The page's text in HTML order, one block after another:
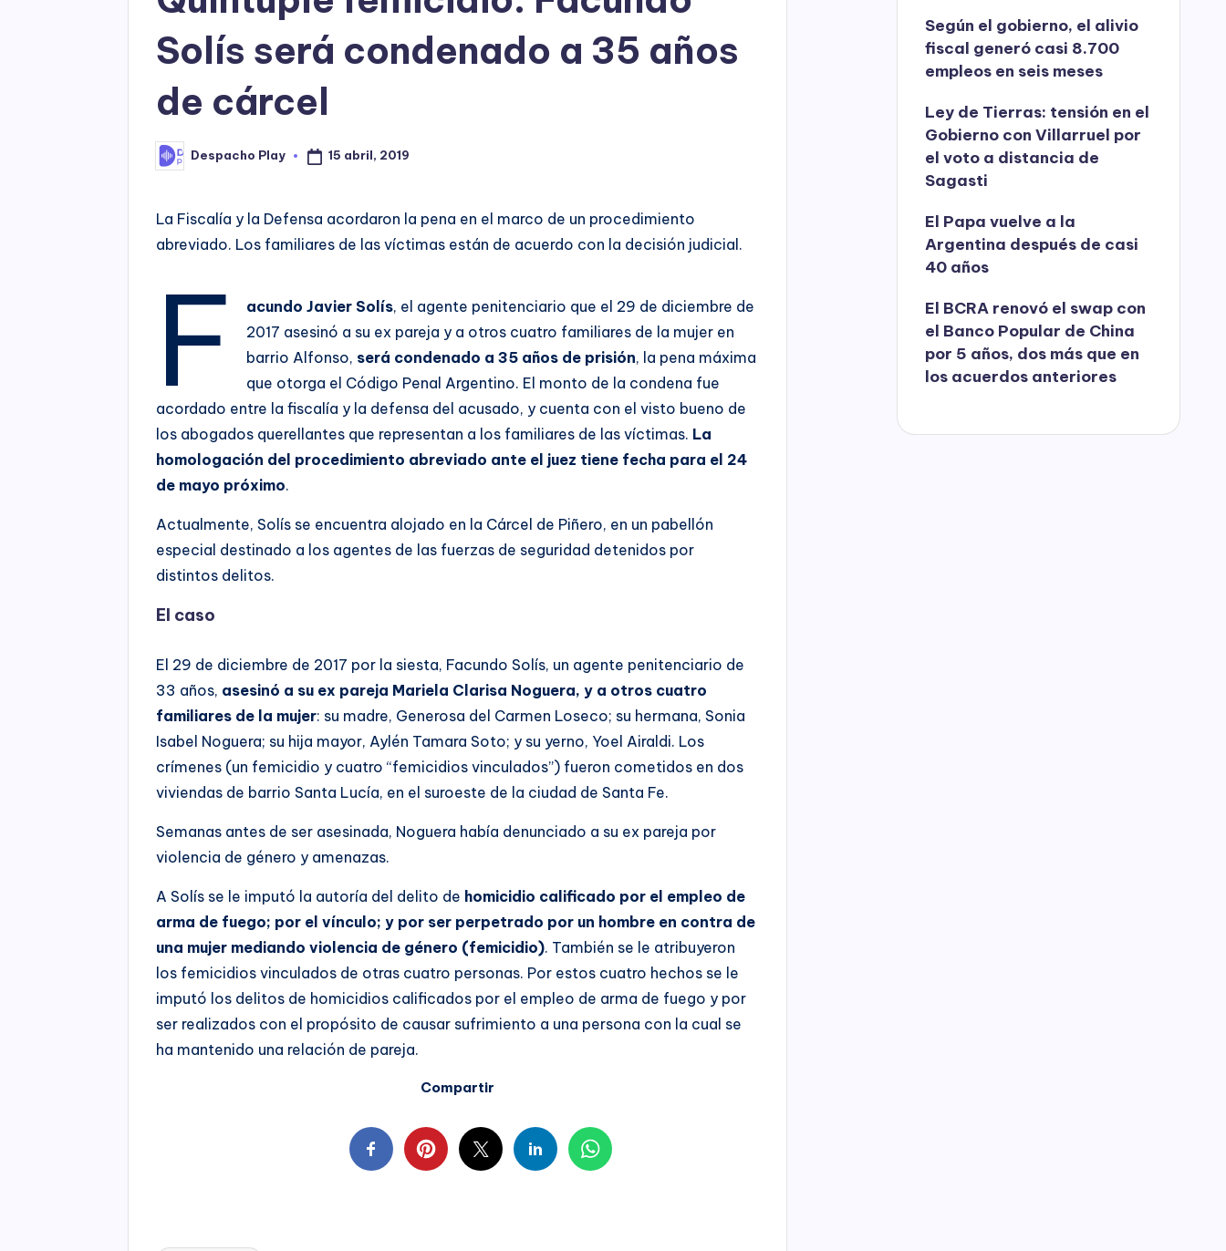
o
Solís será condenado a 35 años
de cárcel
Posted
by
Despacho Play 15 abril, 2019
La Fiscalía y la Defensa acordaron la pena en el marco de un procedimiento
abreviado. Los familiares de las víctimas están de acuerdo con la decisión judicial.
F acundo Javier Solís, el agente penitenciario que el 29 de diciembre de
2017 asesinó a su ex pareja y a otros cuatro familiares de la mujer en
barrio Alfonso, será condenado a 35 años de prisión, la pena máxima
que otorga el Código Penal Argentino. El monto de la condena fue
acordado entre la fiscalía y la defensa del acusado, y cuenta con el visto bueno de
los abogados querellantes que representan a los familiares de las víctimas. La
homologación del procedimiento abreviado ante el juez tiene fecha para el 24
de mayo próximo.
Actualmente, Solís se encuentra alojado en la Cárcel de Piñero, en un pabellón
especial destinado a los agentes de las fuerzas de seguridad detenidos por
distintos delitos.
El caso
El 29 de diciembre de 2017 por la siesta, Facundo Solís, un agente penitenciario de
33 años, asesinó a su ex pareja Mariela Clarisa Noguera, y a otros cuatro
familiares de la mujer: su madre, Generosa del Carmen Loseco; su hermana, Sonia
Isabel Noguera; su hija mayor, Aylén Tamara Soto; y su yerno, Yoel Airaldi. Los
crímenes (un femicidio y cuatro “femicidios vinculados”) fueron cometidos en dos
viviendas de barrio Santa Lucía, en el suroeste de la ciudad de Santa Fe.
Semanas antes de ser asesinada, Noguera había denunciado a su ex pareja por
violencia de género y amenazas.
A Solís se le imputó la autoría del delito de homicidio calificado por el empleo de
arma de fuego; por el vínculo; y por ser perpetrado por un hombre en contra de
una mujer mediando violencia de género (femicidio). También se le atribuyeron
los femicidios vinculados de otras cuatro personas. Por estos cuatro hechos se le
imputó los delitos de homicidios calificados por el empleo de arma de fuego y por
ser realizados con el propósito de causar sufrimiento a una persona con la cual se
ha mantenido una relación de pareja.
Compartir
Según el gobierno, el alivio
fiscal generó casi 8.700
empleos en seis meses
Ley de Tierras: tensión en el
Gobierno con Villarruel por
el voto a distancia de
Sagasti
El Papa vuelve a la
Argentina después de casi
40 años
El BCRA renovó el swap con
el Banco Popular de China
por 5 años, dos más que en
los acuerdos anteriores